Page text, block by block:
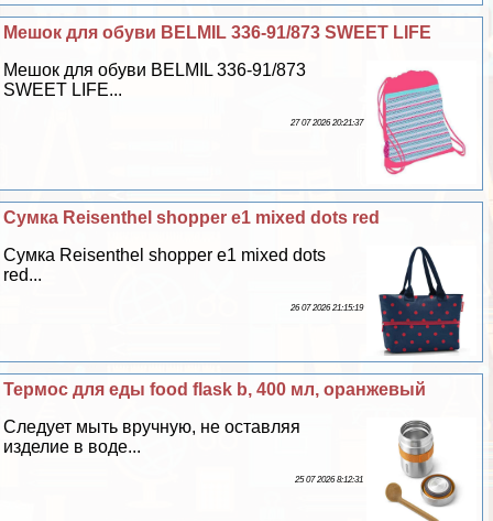
Мешок для обуви BELMIL 336-91/873 SWEET LIFE
Мешок для обуви BELMIL 336-91/873
SWEET LIFE...
27 07 2026 20:21:37
Сумка Reisenthel shopper e1 mixed dots red
Сумка Reisenthel shopper e1 mixed dots
red...
26 07 2026 21:15:19
Термос для еды food flask b, 400 мл, оранжевый
Следует мыть вручную, не оставляя
изделие в воде...
25 07 2026 8:12:31